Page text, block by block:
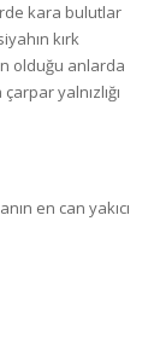
kara bulutlar
kırk
olduğu anlarda
yalnızlığı
en can yakıcı